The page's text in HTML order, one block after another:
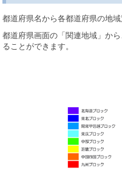
都道府県名から各都道府県の地
都道府県画面の「関連地域」か
ることができます。